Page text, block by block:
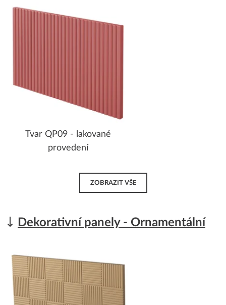
Tvar QP09 - lakované
provedení
ZOBRAZIT VŠE
Dekorativní panely - Ornamentální